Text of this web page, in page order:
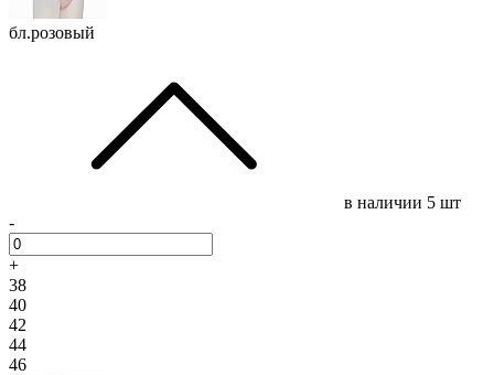
бл.розовый
в наличии 5 шт
-
+
38
40
42
44
46